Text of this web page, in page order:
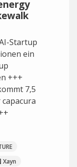
Startup
ein
+++
7,5
Xayn